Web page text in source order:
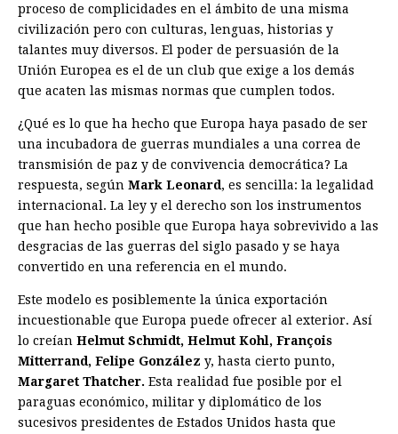
proceso de complicidades en el ámbito de una misma
civilización pero con culturas, lenguas, historias y
talantes muy diversos. El poder de persuasión de la
Unión Europea es el de un club que exige a los demás
que acaten las mismas normas que cumplen todos.
¿Qué es lo que ha hecho que Europa haya pasado de ser
una incubadora de guerras mundiales a una correa de
transmisión de paz y de convivencia democrática? La
respuesta, según Mark Leonard, es sencilla: la legalidad
internacional. La ley y el derecho son los instrumentos
que han hecho posible que Europa haya sobrevivido a las
desgracias de las guerras del siglo pasado y se haya
convertido en una referencia en el mundo.
Este modelo es posiblemente la única exportación
incuestionable que Europa puede ofrecer al exterior. Así
lo creían Helmut Schmidt, Helmut Kohl, François
Mitterrand, Felipe González y, hasta cierto punto,
Margaret Thatcher. Esta realidad fue posible por el
paraguas económico, militar y diplomático de los
sucesivos presidentes de Estados Unidos hasta que